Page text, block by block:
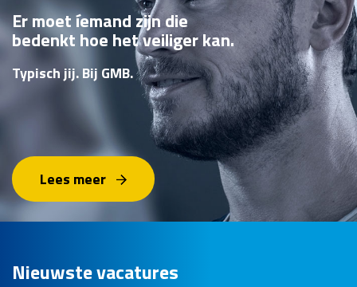
Er moet íemand zijn die
bedenkt hoe het veiliger kan.
Typisch jij. Bij GMB.
Lees meer
Nieuwste vacatures